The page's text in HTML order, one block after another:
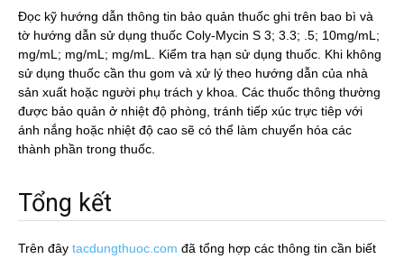
Đọc kỹ hướng dẫn thông tin bảo quản thuốc ghi trên bao bì và
tờ hướng dẫn sử dụng thuốc Coly-Mycin S 3; 3.3; .5; 10mg/mL;
mg/mL; mg/mL; mg/mL. Kiểm tra hạn sử dụng thuốc. Khi không
sử dụng thuốc cần thu gom và xử lý theo hướng dẫn của nhà
sản xuất hoặc người phụ trách y khoa. Các thuốc thông thường
được bảo quản ở nhiệt độ phòng, tránh tiếp xúc trực tiêp với
ánh nắng hoặc nhiệt độ cao sẽ có thể làm chuyển hóa các
thành phần trong thuốc.
Tổng kết
Trên đây tacdungthuoc.com đã tổng hợp các thông tin cần biết